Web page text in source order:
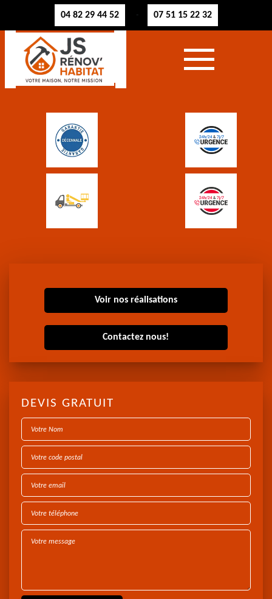
04 82 29 44 52 - 07 51 15 22 32
Voir nos réalisations
Contactez nous!
DEVIS GRATUIT